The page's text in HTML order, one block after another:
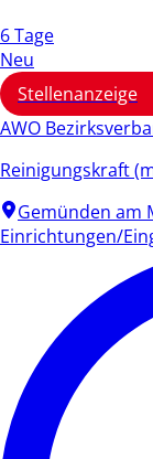
6 Tage
Neu
Stellenanzeige
AWO
Reinigungskraft
Gemünden am
Einrichtungen/